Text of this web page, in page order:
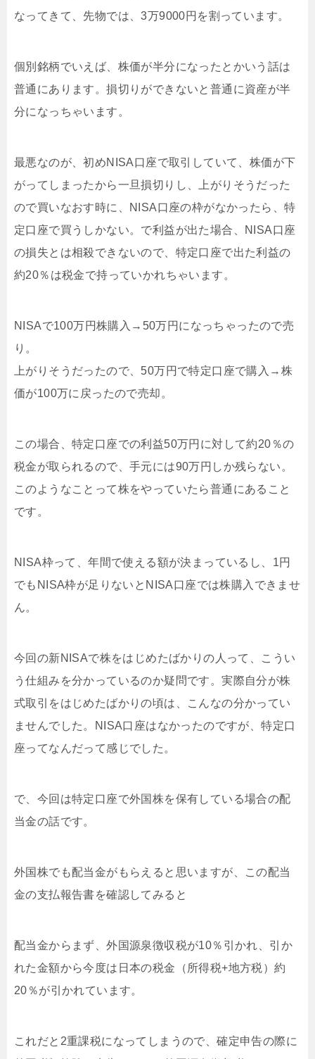
なってきて、先物では、3万9000円を割っています。
個別銘柄でいえば、株価が半分になったとかいう話は
普通にあります。損切りができないと普通に資産が半
分になっちゃいます。
最悪なのが、初めNISA口座で取引していて、株価が下
がってしまったから一旦損切りし、上がりそうだった
ので買いなおす時に、NISA口座の枠がなかったら、特
定口座で買うしかない。で利益が出た場合、NISA口座
の損失とは相殺できないので、特定口座で出た利益の
約20％は税金で持っていかれちゃいます。
NISAで100万円株購入→50万円になっちゃったので売
り。
上がりそうだったので、50万円で特定口座で購入→株
価が100万に戻ったので売却。
この場合、特定口座での利益50万円に対して約20％の
税金が取られるので、手元には90万円しか残らない。
このようなことって株をやっていたら普通にあること
です。
NISA枠って、年間で使える額が決まっているし、1円
でもNISA枠が足りないとNISA口座では株購入できませ
ん。
今回の新NISAで株をはじめたばかりの人って、こうい
う仕組みを分かっているのか疑問です。実際自分が株
式取引をはじめたばかりの頃は、こんなの分かってい
ませんでした。NISA口座はなかったのですが、特定口
座ってなんだって感じでした。
で、今回は特定口座で外国株を保有している場合の配
当金の話です。
外国株でも配当金がもらえると思いますが、この配当
金の支払報告書を確認してみると
配当金からまず、外国源泉徴収税が10％引かれ、引か
れた金額から今度は日本の税金（所得税+地方税）約
20％が引かれています。
これだと2重課税になってしまうので、確定申告の際に